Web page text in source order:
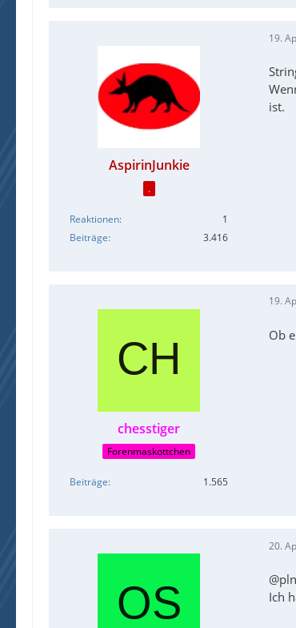
AspirinJunkie
.
Reaktionen
1
Beiträge
3.416
19.
ist.
chesstiger
Forenmaskottchen
Beiträge 1.565
19.
Ob
20.
Ich